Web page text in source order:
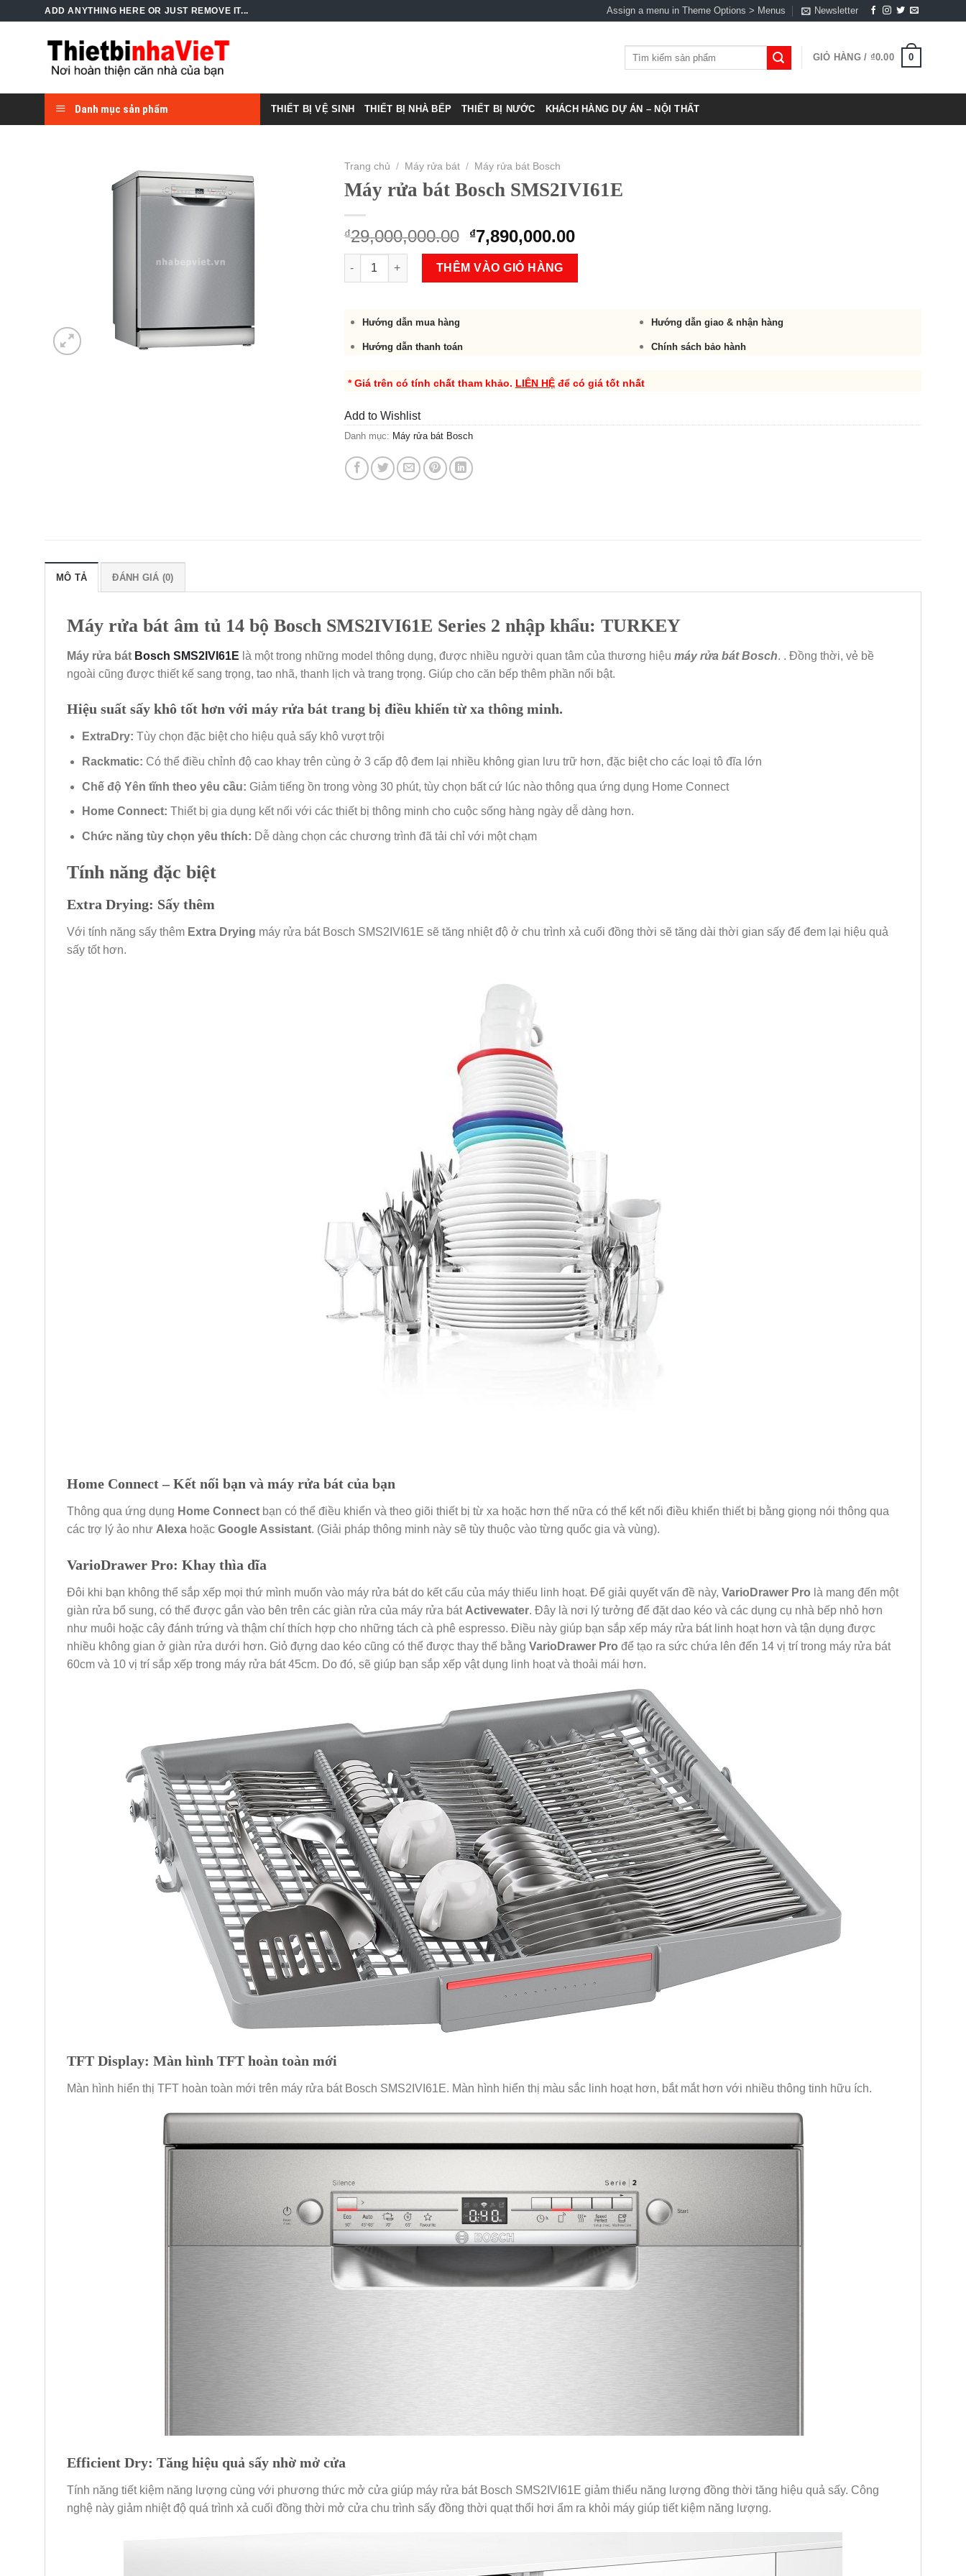
ADD ANYTHING HERE OR JUST REMOVE IT... Assign a menu in Theme Options > Menus Newsletter
GIỎ HÀNG / ₫0.00 0
Danh mục sản phẩm THIẾT BỊ VỆ SINH THIẾT BỊ NHÀ BẾP THIẾT BỊ NƯỚC KHÁCH HÀNG DỰ ÁN – NỘI THẤT
Trang chủ / Máy rửa bát / Máy rửa bát Bosch
Máy rửa bát Bosch SMS2IVI61E
₫29,000,000.00 Original
price
was:
₫29,000,000.00.
₫7,890,000.00Current
price
₫7,890,000.00.
Máy rửa bát Bosch SMS2IVI61E số lượng
THÊM VÀO GIỎ HÀNG
Hướng dẫn mua hàng
Hướng dẫn thanh toán
Hướng dẫn giao & nhận hàng
Chính sách bảo hành
* Giá trên có tính chất tham khảo. LIÊN HỆđể có giá tốt nhất
Add to Wishlist
Danh mục: Máy rửa bát Bosch
MÔ TẢ ĐÁNH GIÁ (0)
Máy rửa bát âm tủ 14 bộ Bosch SMS2IVI61E Series 2 nhập khẩu: TURKEY
Máy rửa bát Bosch SMS2IVI61E là một trong những model thông dụng, được nhiều người quan tâm của thương hiệu máy rửa bát Bosch. . Đồng thời, vẻ bề
ngoài cũng được thiết kế sang trọng, tao nhã, thanh lịch và trang trọng. Giúp cho căn bếp thêm phần nổi bật.
Hiệu suất sấy khô tốt hơn với máy rửa bát trang bị điều khiển từ xa thông minh.
ExtraDry: Tùy chọn đặc biệt cho hiệu quả sấy khô vượt trội
Rackmatic: Có thể điều chỉnh độ cao khay trên cùng ở 3 cấp độ đem lại nhiều không gian lưu trữ hơn, đặc biệt cho các loại tô đĩa lớn
Chế độ Yên tĩnh theo yêu cầu: Giảm tiếng ồn trong vòng 30 phút, tùy chọn bất cứ lúc nào thông qua ứng dụng Home Connect
Home Connect: Thiết bị gia dụng kết nối với các thiết bị thông minh cho cuộc sống hàng ngày dễ dàng hơn.
Chức năng tùy chọn yêu thích: Dễ dàng chọn các chương trình đã tải chỉ với một chạm
Tính năng đặc biệt
Extra Drying: Sấy thêm
Với tính năng sấy thêm Extra Drying máy rửa bát Bosch SMS2IVI61E sẽ tăng nhiệt độ ở chu trình xả cuối đồng thời sẽ tăng dài thời gian sấy để đem lại hiệu quả
sấy tốt hơn.
Home Connect – Kết nối bạn và máy rửa bát của bạn
Thông qua ứng dụng Home Connect bạn có thể điều khiển và theo giõi thiết bị từ xa hoặc hơn thế nữa có thể kết nối điều khiển thiết bị bằng giọng nói thông qua
các trợ lý ảo như Alexa hoặc Google Assistant. (Giải pháp thông minh này sẽ tùy thuộc vào từng quốc gia và vùng).
VarioDrawer Pro: Khay thìa dĩa
Đôi khi bạn không thể sắp xếp mọi thứ mình muốn vào máy rửa bát do kết cấu của máy thiếu linh hoạt. Để giải quyết vấn đề này, VarioDrawer Pro là mang đến một
giàn rửa bổ sung, có thể được gắn vào bên trên các giàn rửa của máy rửa bát Activewater. Đây là nơi lý tưởng để đặt dao kéo và các dụng cụ nhà bếp nhỏ hơn
như muôi hoặc cây đánh trứng và thậm chí thích hợp cho những tách cà phê espresso. Điều này giúp bạn sắp xếp máy rửa bát linh hoạt hơn và tận dụng được
nhiều không gian ở giàn rửa dưới hơn. Giỏ đựng dao kéo cũng có thể được thay thế bằng VarioDrawer Pro để tạo ra sức chứa lên đến 14 vị trí trong máy rửa bát
60cm và 10 vị trí sắp xếp trong máy rửa bát 45cm. Do đó, sẽ giúp bạn sắp xếp vật dụng linh hoạt và thoải mái hơn.
TFT Display: Màn hình TFT hoàn toàn mới
Màn hình hiển thị TFT hoàn toàn mới trên máy rửa bát Bosch SMS2IVI61E. Màn hình hiển thị màu sắc linh hoạt hơn, bắt mắt hơn với nhiều thông tinh hữu ích.
Efficient Dry: Tăng hiệu quả sấy nhờ mở cửa
Tính năng tiết kiệm năng lượng cùng với phương thức mở cửa giúp máy rửa bát Bosch SMS2IVI61E giảm thiểu năng lượng đồng thời tăng hiệu quả sấy. Công
nghệ này giảm nhiệt độ quá trình xả cuối đồng thời mở cửa chu trình sấy đồng thời quạt thổi hơi ẩm ra khỏi máy giúp tiết kiệm năng lượng.